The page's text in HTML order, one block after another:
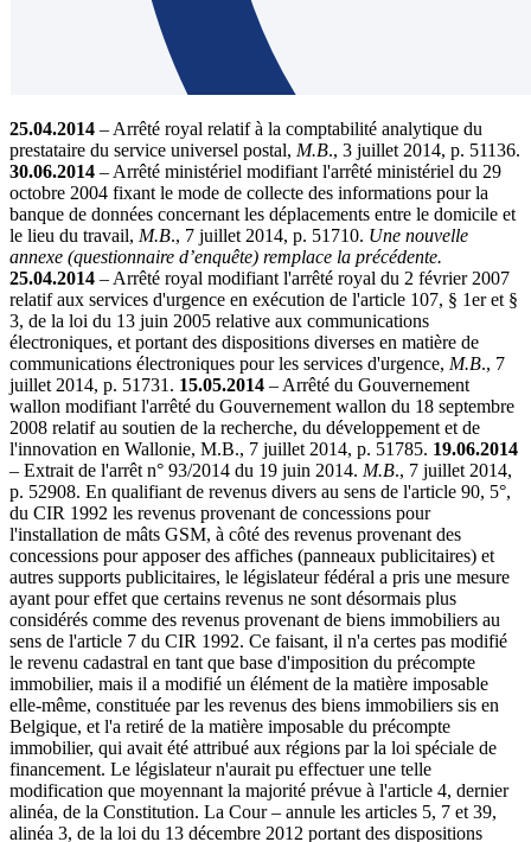
25.04.2014 – Arrêté royal relatif à la comptabilité analytique du
prestataire du service universel postal, M.B., 3 juillet 2014, p. 51136.
30.06.2014 – Arrêté ministériel modifiant l'arrêté ministériel du 29
octobre 2004 fixant le mode de collecte des informations pour la
banque de données concernant les déplacements entre le domicile et
le lieu du travail, M.B., 7 juillet 2014, p. 51710. Une nouvelle
annexe (questionnaire d’enquête) remplace la précédente.
25.04.2014 – Arrêté royal modifiant l'arrêté royal du 2 février 2007
relatif aux services d'urgence en exécution de l'article 107, § 1er et §
3, de la loi du 13 juin 2005 relative aux communications
électroniques, et portant des dispositions diverses en matière de
communications électroniques pour les services d'urgence, M.B., 7
juillet 2014, p. 51731. 15.05.2014 – Arrêté du Gouvernement
wallon modifiant l'arrêté du Gouvernement wallon du 18 septembre
2008 relatif au soutien de la recherche, du développement et de
l'innovation en Wallonie, M.B., 7 juillet 2014, p. 51785. 19.06.2014
– Extrait de l'arrêt n° 93/2014 du 19 juin 2014. M.B., 7 juillet 2014,
p. 52908. En qualifiant de revenus divers au sens de l'article 90, 5°,
du CIR 1992 les revenus provenant de concessions pour
l'installation de mâts GSM, à côté des revenus provenant des
concessions pour apposer des affiches (panneaux publicitaires) et
autres supports publicitaires, le législateur fédéral a pris une mesure
ayant pour effet que certains revenus ne sont désormais plus
considérés comme des revenus provenant de biens immobiliers au
sens de l'article 7 du CIR 1992. Ce faisant, il n'a certes pas modifié
le revenu cadastral en tant que base d'imposition du précompte
immobilier, mais il a modifié un élément de la matière imposable
elle-même, constituée par les revenus des biens immobiliers sis en
Belgique, et l'a retiré de la matière imposable du précompte
immobilier, qui avait été attribué aux régions par la loi spéciale de
financement. Le législateur n'aurait pu effectuer une telle
modification que moyennant la majorité prévue à l'article 4, dernier
alinéa, de la Constitution. La Cour – annule les articles 5, 7 et 39,
alinéa 3, de la loi du 13 décembre 2012 portant des dispositions